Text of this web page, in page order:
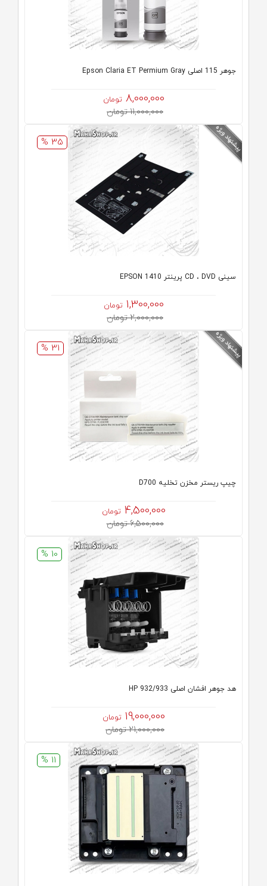
جوهر 115 اصلی Epson Claria ET Permium Gray
8,000,000 تومان
11,000,000 تومان
35 %
سینی CD ، DVD پرینتر EPSON 1410
1,300,000 تومان
2,000,000 تومان
31 %
چیپ ریستر مخزن تخلیه D700
4,500,000 تومان
6,500,000 تومان
10 %
هد جوهر افشان اصلی HP 932/933
19,000,000 تومان
21,000,000 تومان
11 %